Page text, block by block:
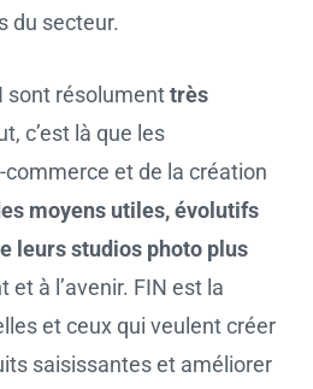
du secteur.
sont résolumenttrès
c’est là que les
commerce et de la création
moyens utiles, évolutifs
leurs studios photo plus
et à l’avenir. FIN est la
et ceux qui veulent créer
saisissantes et améliorer